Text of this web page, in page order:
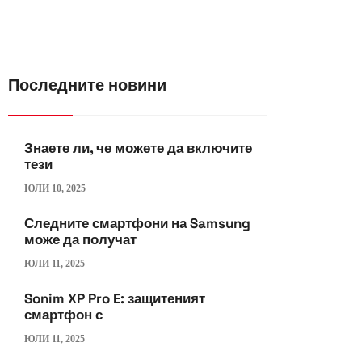
Последните новини
Знаете ли, че можете да включите
тези
ЮЛИ 10, 2025
Следните смартфони на Samsung
може да получат
ЮЛИ 11, 2025
Sonim XP Pro E: защитеният
смартфон с
ЮЛИ 11, 2025